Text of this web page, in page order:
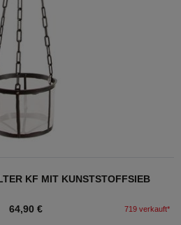
KF MIT KUNSTSTOFFSIEB
64,90 € 719 verkauft*